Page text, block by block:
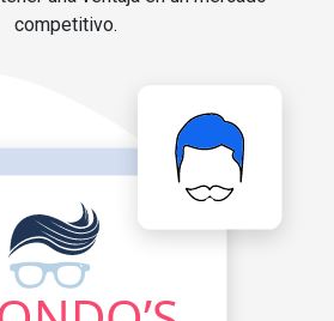
competitivo.